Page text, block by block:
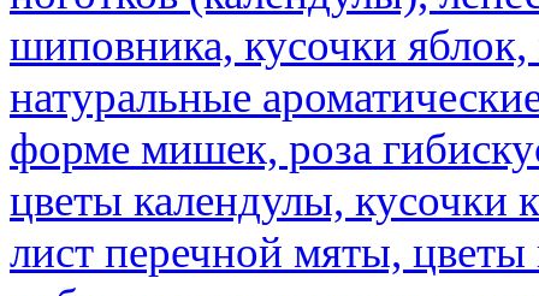
шиповника, кусочки
натуральные
форме мишек, роза
цветы календулы, кусочки
лист перечной мяты,